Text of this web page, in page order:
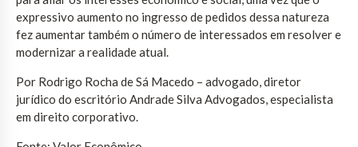
expressivo aumento no ingresso de pedidos dessa natureza
fez aumentar também o número de interessados em resolver e
modernizar a realidade atual.
Por Rodrigo Rocha de Sá Macedo – advogado, diretor
jurídico do escritório Andrade Silva Advogados, especialista
em direito corporativo.